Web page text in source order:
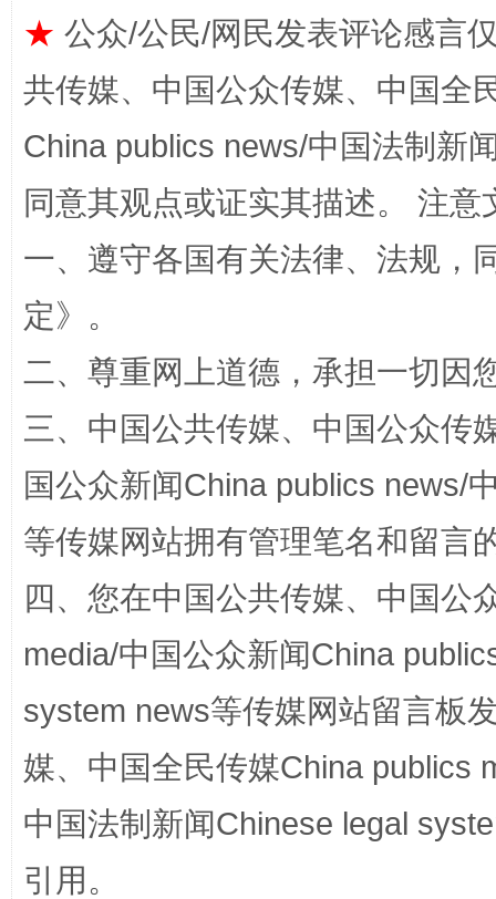
站台名比不上好声名
漫山遍野的桃花与雪山、麦地、白藏房
招工难、用工荒背后
★ 公众/公民/网民发表评论感言
共传媒、中国公众传媒、中国全
China publics news/中国法制新
同意其观点或证实其描述。 注
一、遵守各国有关法律、法规，
定》。
二、尊重网上道德，承担一切因
三、中国公共传媒、中国公众传
国公众新闻China publics news/
等传媒网站拥有管理笔名和留言
四、您在中国公共传媒、中国公
media/中国公众新闻China
system news等传媒网站留言板
媒、中国全民传媒China publics
中国法制新闻Chinese legal
引用。